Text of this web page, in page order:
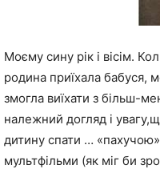
Моєму сину рік і вісім.
родина приїхала бабуся,
змогла виїхати з більш-
належний догляд і
дитину спати …
мультфільми (як міг би